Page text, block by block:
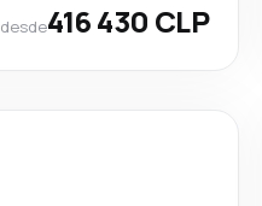
desde416 430 CLP